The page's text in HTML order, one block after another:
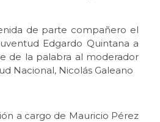
de parte compañero el
Edgardo Quintana a
de la palabra al moderador
Nacional, Nicolás Galeano
a cargo de Mauricio Pérez